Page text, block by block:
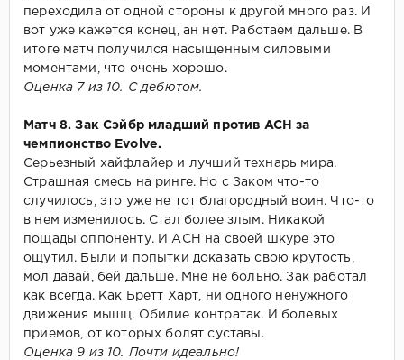
переходила от одной стороны к другой много раз. И
вот уже кажется конец, ан нет. Работаем дальше. В
итоге матч получился насыщенным силовыми
моментами, что очень хорошо.
Оценка 7 из 10. С дебютом.
Матч 8. Зак Сэйбр младший против ACH за
чемпионство Evolve.
Серьезный хайфлайер и лучший технарь мира.
Страшная смесь на ринге. Но с Заком что-то
случилось, это уже не тот благородный воин. Что-то
в нем изменилось. Стал более злым. Никакой
пощады оппоненту. И АСН на своей шкуре это
ощутил. Были и попытки доказать свою крутость,
мол давай, бей дальше. Мне не больно. Зак работал
как всегда. Как Бретт Харт, ни одного ненужного
движения мышц. Обилие контратак. И болевых
приемов, от которых болят суставы.
Оценка 9 из 10. Почти идеально!